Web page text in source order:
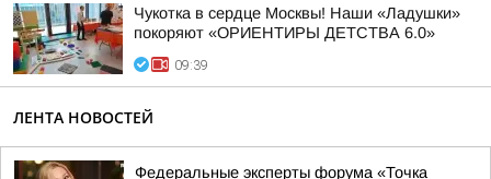
Чукотка в сердце Москвы! Наши «Ладушки»
покоряют «ОРИЕНТИРЫ ДЕТСТВА 6.0»
09:39
ЛЕНТА НОВОСТЕЙ
Федеральные эксперты форума «Точка